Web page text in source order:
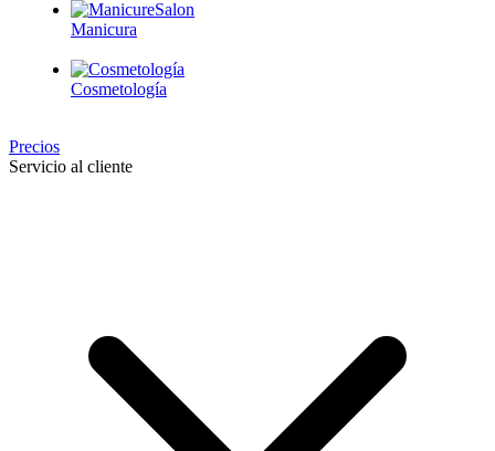
Manicura
Cosmetología
Precios
Servicio al cliente